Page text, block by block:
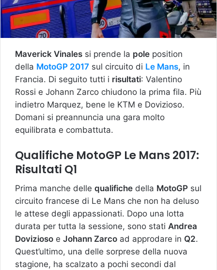
Maverick Vinales si prende la pole position
della MotoGP 2017 sul circuito di Le Mans, in
Francia. Di seguito tutti i risultati: Valentino
Rossi e Johann Zarco chiudono la prima fila. Più
indietro Marquez, bene le KTM e Dovizioso.
Domani si preannuncia una gara molto
equilibrata e combattuta.
Qualifiche MotoGP Le Mans 2017:
Risultati Q1
Prima manche delle qualifiche della MotoGP sul
circuito francese di Le Mans che non ha deluso
le attese degli appassionati. Dopo una lotta
durata per tutta la sessione, sono stati Andrea
Dovizioso e Johann Zarco ad approdare in Q2.
Quest’ultimo, una delle sorprese della nuova
stagione, ha scalzato a pochi secondi dal